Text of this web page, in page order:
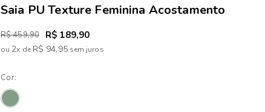
Saia PU Texture Feminina Acostamento
R$ 459,90 R$ 189,90
ou 2x deR$ 94,95
Cor: